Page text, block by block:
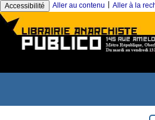
Accessibilité Aller au contenu Aller à la